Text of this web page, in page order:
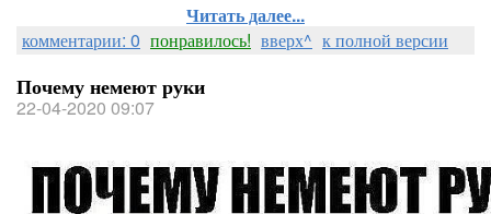
Читать далее...
комментарии: 0 понравилось! вверх^ к полной версии
Почему немеют руки
22-04-2020 09:07